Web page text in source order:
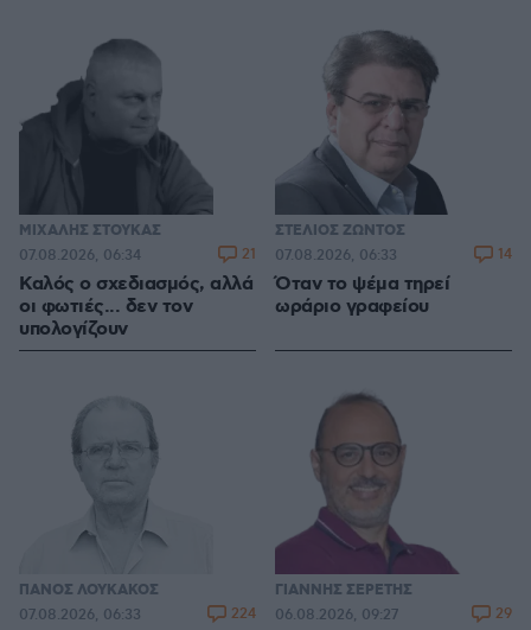
ΜΙΧΑΛΗΣ ΣΤΟΥΚΑΣ
Καλός ο σχεδιασμός, αλλά
οι φωτιές... δεν τον
υπολογίζουν
07.08.2026, 06:34 21
ΣΤΕΛΙΟΣ ΖΩΝΤΟΣ
Όταν το ψέμα τηρεί
ωράριο γραφείου
07.08.2026, 06:33 14
ΠΑΝΟΣ ΛΟΥΚΑΚΟΣ
07.08.2026, 06:33 224
ΓΙΑΝΝΗΣ ΣΕΡΕΤΗΣ
06.08.2026, 09:27 29